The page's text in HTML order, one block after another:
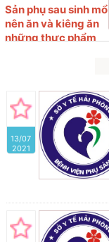
ĐÁP
Sản phụ sau sinh mổ
nên ăn và kiêng ăn
những thực phẩm
13/07
2021